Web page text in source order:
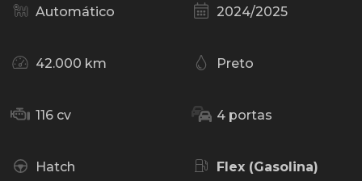
Automático 2024/2025
42.000 km Preto
116 cv 4 portas
Hatch
Flex (Gasolina)